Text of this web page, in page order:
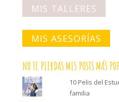
MIS TALLERES
MIS ASESORÍAS
NO TE PIERDAS MIS POSTS MÁS
10 Pelis del
familia